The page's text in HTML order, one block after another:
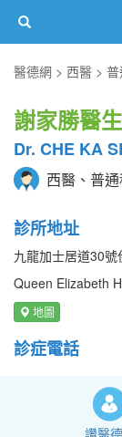
醫德網
西醫
謝家勝醫生
Dr. CHE KA
西醫、普
診所地址
九龍加士居道30
Queen Elizabeth
地圖
診症電話